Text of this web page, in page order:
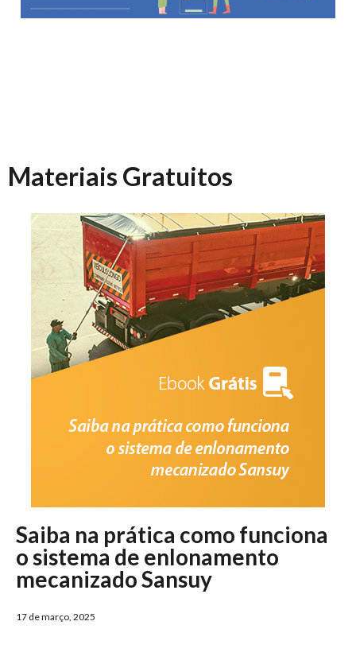
Materiais Gratuitos
Saiba na prática como funciona
o sistema de enlonamento
mecanizado Sansuy
17 de março, 2025